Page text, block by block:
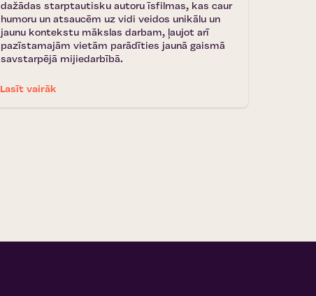
dažādas starptautisku autoru īsfilmas, kas caur
humoru un atsaucēm uz vidi veidos unikālu un
jaunu kontekstu mākslas darbam, ļaujot arī
pazīstamajām vietām parādīties jaunā gaismā
savstarpējā mijiedarbībā.
Lasīt vairāk